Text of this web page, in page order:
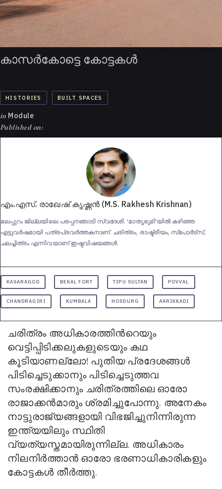
കാസര്‍കോട്ടെ കോട്ടകള്‍
HISTORIES BUILT SPACES
in Module
Published on:
എം.എസ്. രാഖേഷ് കൃഷ്ണന്‍ (M.S. Rakhesh Krishnan)
മലപ്പുറം ജില്ലയിലെ പരപ്പനങ്ങാടി സ്വദേശി. 'മാതൃഭൂമി'യില്‍ കഴിഞ്ഞ
എട്ടുവര്‍ഷമായി പത്രപ്രവര്‍ത്തകനാണ്. ചരിത്രം, രാഷ്ട്രീയം, സ്പോര്‍ട്സ്,
ചലച്ചിത്രം എന്നിവയാണ് ഇഷ്ടവിഷയങ്ങള്‍.
KASARAGOD BEKAL FORT TIPU SULTAN POVVAL
CHANDRAGIRI KUMBALA HOSDURG AARIKKADI
ചരിത്രം അധികാരത്തിന്‍റെയും
വെട്ടിപ്പിടിക്കലുകളുടെയും കഥ
കൂടിയാണല്ലോ! പുതിയ പ്രദേശങ്ങള്‍
പിടിച്ചെടുക്കാനും പിടിച്ചെടുത്തവ
സംരക്ഷിക്കാനും ചരിത്രത്തിലെ ഓരോ
രാജാക്കന്‍മാരും ശ്രമിച്ചുപോന്നു. അനേകം
നാട്ടുരാജ്യങ്ങളായി വിഭജിച്ചുനിന്നിരുന്ന
ഇന്ത്യയിലും സ്ഥിതി
വ്യത്യസ്തമായിരുന്നില്ല. അധികാരം
നിലനിര്‍ത്താന്‍ ഓരോ ഭരണാധികാരികളും
കോട്ടകള്‍ തീര്‍ത്തു.